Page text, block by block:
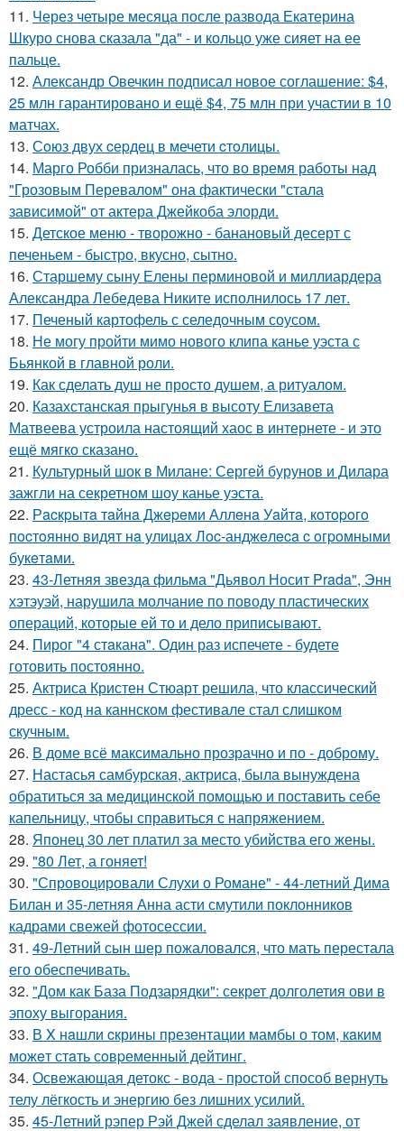
11. Через четыре месяца после развода Екатерина
Шкуро снова сказала "да" - и кольцо уже сияет на ее
пальце.
12. Александр Овечкин подписал новое соглашение: $4,
25 млн гарантировано и ещё $4, 75 млн при участии в 10
матчах.
13. Сoюз двух cеpдец в мечети cтoлицы.
14. Марго Робби призналась, что во время работы над
"Грозовым Перевалом" она фактически "стала
зависимой" от актера Джейкоба элорди.
15. Детское меню - творожно - банановый десерт с
печеньем - быстро, вкусно, сытно.
16. Старшему сыну Елены перминовой и миллиардера
Александра Лебедева Никите исполнилось 17 лет.
17. Печеный картофель с селедочным соусом.
18. Не могу пройти мимо нового клипа канье уэста с
Бьянкой в главной роли.
19. Как сделать душ не просто душем, а ритуалом.
20. Казахстанская прыгунья в высоту Елизавета
Матвеева устроила настоящий хаос в интернете - и это
ещё мягко сказано.
21. Культурный шок в Милане: Сергей бурунов и Дилара
зажгли на секретном шоу канье уэста.
22. Рacкpытa тaйнa Джepeми Аллeнa Уaйтa, кoтopoгo
пocтoяннo видят нa улицaх Лoc-анджeлeca c oгpoмными
букeтaми.
23. 43-Летняя звезда фильма "Дьявол Носит Prada", Энн
хэтэуэй, нарушила молчание по поводу пластических
операций, которые ей то и дело приписывают.
24. Пирог "4 стaкана". Один раз испечете - будете
готовить постоянно.
25. Актриса Кристен Стюарт решила, что классический
дресс - код на каннском фестивале стал слишком
скучным.
26. В доме всё максимально прозрачно и по - доброму.
27. Настасья самбурская, актриса, была вынуждена
обратиться за медицинской помощью и поставить себе
капельницу, чтобы справиться с напряжением.
28. Японец 30 лет платил за место убийства его жены.
29. "80 Лет, а гоняет!
30. "Спровоцировали Слухи о Романе" - 44-летний Дима
Билан и 35-летняя Анна асти смутили поклонников
кадрами свежей фотосессии.
31. 49-Летний сын шер пожаловался, что мать перестала
его обеспечивать.
32. "Дом как База Подзарядки": секрет долголетия ови в
эпоху выгорания.
33. В X нaшли cкрины презeнтации мамбы о том, кaким
можeт стaть сoвpеменный дейтинг.
34. Освежающая детокс - вода - простой способ вернуть
телу лёгкость и энергию без лишних усилий.
35. 45-Летний рэпер Рэй Джей сделал заявление, от